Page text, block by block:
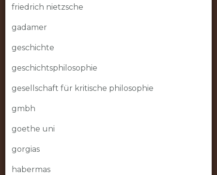
friedrich nietzsche
gadamer
geschichte
geschichtsphilosophie
gesellschaft für kritische philosophie
gmbh
goethe uni
gorgias
habermas